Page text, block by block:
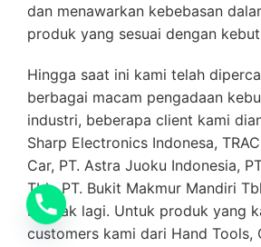
dan menawarkan kebebasan
produk yang sesuai dengan
Hingga saat ini kami telah
berbagai macam pengadaan
industri, beberapa client kami
Sharp Electronics Indonesa,
Car, PT. Astra Juoku Indonesia,
Tbk, PT. Bukit Makmur Mandiri
banyak lagi. Untuk produk yang
customers kami dari Hand Tools,